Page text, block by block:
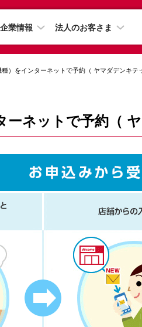
企業情報 法人のお客さま
）をインターネットで予約（ ヤマダデンキテ
ーネットで予約（